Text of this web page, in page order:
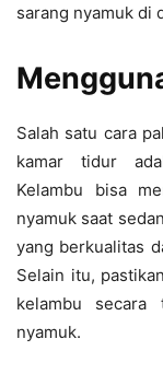
sarang nyamuk di
Salah satu cara
kamar tidur
Kelambu bisa
nyamuk saat
yang berkualitas
Selain itu,
kelambu secara
nyamuk.